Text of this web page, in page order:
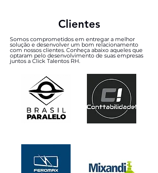
Clientes
Somos comprometidos em entregar a melhor
solução e desenvolver um bom relacionamento
com nossos clientes. Conheça abaixo aqueles que
optaram pelo desenvolvimento de suas empresas
juntos a Click Talentos RH.